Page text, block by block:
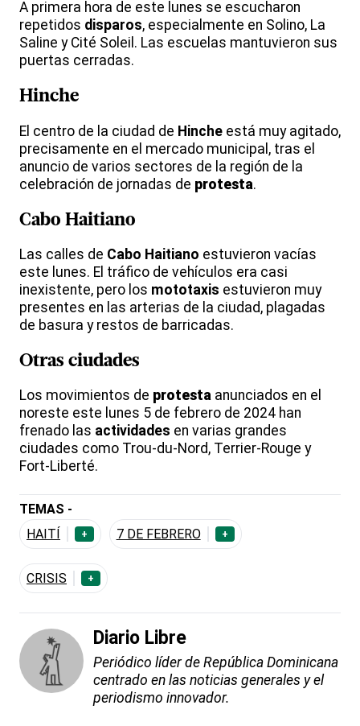
A primera hora de este lunes se escucharon
repetidos disparos, especialmente en Solino, La
Saline y Cité Soleil. Las escuelas mantuvieron sus
puertas cerradas.
Hinche
El centro de la ciudad de Hinche está muy agitado,
precisamente en el mercado municipal, tras el
anuncio de varios sectores de la región de la
celebración de jornadas de protesta.
Cabo Haitiano
Las calles de Cabo Haitiano estuvieron vacías
este lunes. El tráfico de vehículos era casi
inexistente, pero los mototaxis estuvieron muy
presentes en las arterias de la ciudad, plagadas
de basura y restos de barricadas.
Otras ciudades
Los movimientos de protesta anunciados en el
noreste este lunes 5 de febrero de 2024 han
frenado las actividades en varias grandes
ciudades como Trou-du-Nord, Terrier-Rouge y
Fort-Liberté.
TEMAS -
HAITÍ
+ 7 DE FEBRERO +
CRISIS +
Diario Libre
Periódico líder de República Dominicana
centrado en las noticias generales y el
periodismo innovador.